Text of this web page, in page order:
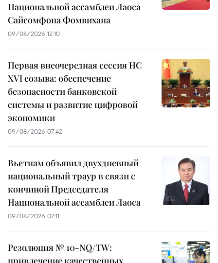
Национальной ассамблеи Лаоса
Сайсомфона Фомвихана
09/08/2026 12:10
Первая внеочередная сессия НС
XVI созыва: обеспечение
безопасности банковской
системы и развитие цифровой
экономики
09/08/2026 07:42
Вьетнам объявил двухдневный
национальный траур в связи с
кончиной Председателя
Национальной ассамблеи Лаоса
09/08/2026 07:11
Резолюция № 10-NQ/TW:
привлечение качественных